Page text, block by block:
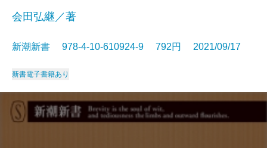
会田弘継／著
新潮新書 978-4-10-610924-9 792円 2021/09/17
新書電子書籍あり